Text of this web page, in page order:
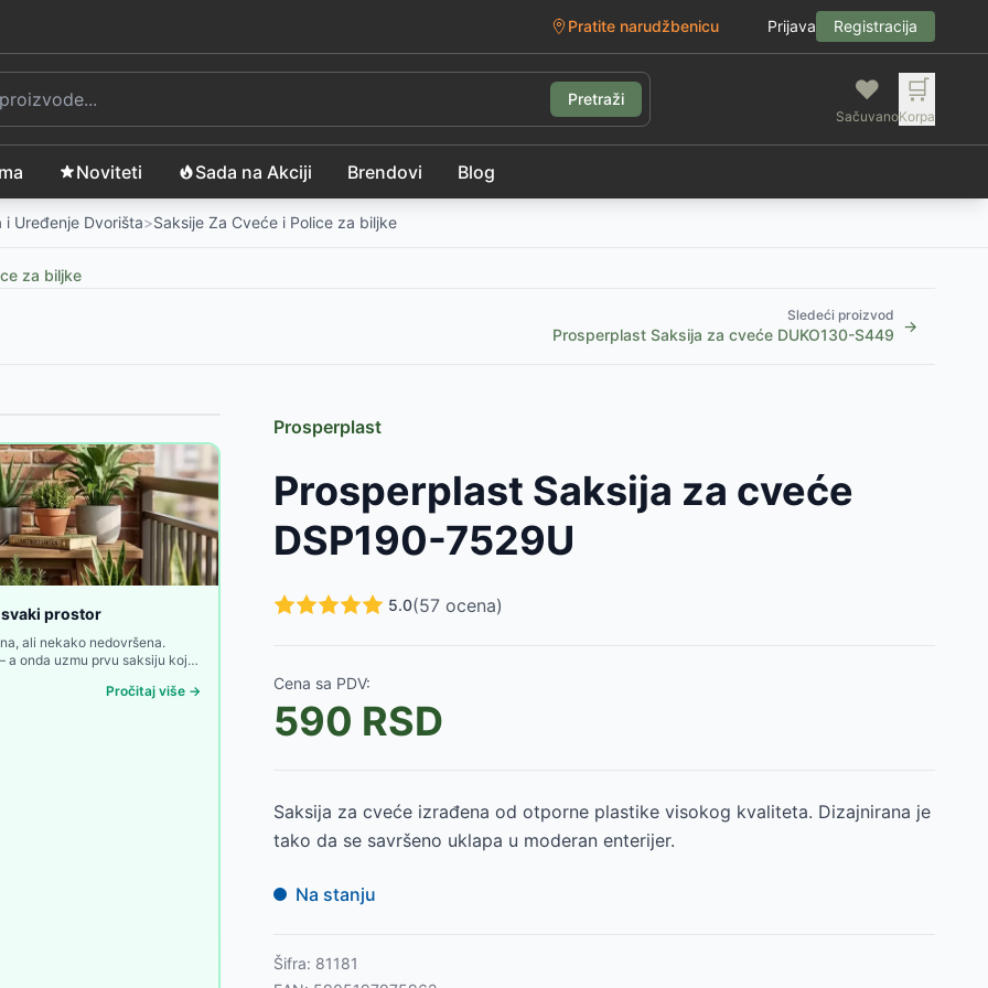
Pratite narudžbenicu Prijava Registracija
Pretraži ❤️
Sačuvano
🛒
Korpa
Noviteti Sada na Akciji Brendovi Blog
i Uređenje Dvorišta>Saksije Za Cveće i Police za biljke
za biljke
Sledeći proizvod
Prosperplast Saksija za cveće DUKO130-S449 →
-833RSD
2392RSD
RSD
RSD
prostor
ali nekako nedovršena.
onda uzmu prvu saksiju koja
Pročitaj više →
Prosperplast
Prosperplast Saksija za cveće
DSP190-7529U
5.0(57 ocena)
Cena sa PDV:
590 RSD
Saksija za cveće izrađena od otporne plastike visokog kvaliteta. Dizajnirana je
tako da se savršeno uklapa u moderan enterijer.
Na stanju
Šifra: 81181